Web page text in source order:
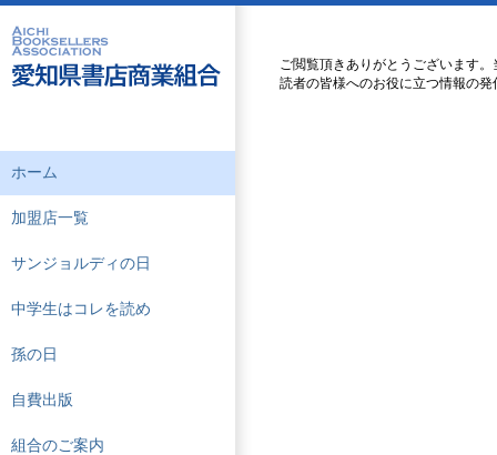
ホーム
加盟店一覧
サンジョルディの日
中学生はコレを読め
孫の日
自費出版
組合のご案内
ご閲覧頂きありがとうございます
読者の皆様へのお役に立つ情報の